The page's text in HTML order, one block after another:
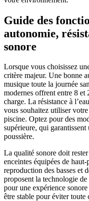
Guide des
autonomie,
sonore
Lorsque vous choisissez
critère majeur. Une bonne
musique toute la journée
modernes offrent entre 8 et
charge. La résistance à
vous souhaitez utiliser
piscine. Optez pour des
supérieure, qui
poussière.
La qualité sonore doit
enceintes équipées de
reproduction des basses et
proposent la technologie
pour une expérience
être stable pour éviter